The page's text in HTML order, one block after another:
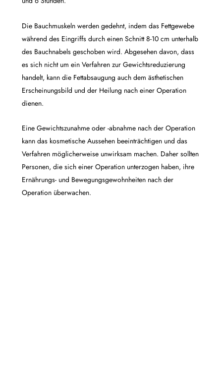
Die Bauchmuskeln werden gedehnt, indem das Fettgewebe
während des Eingriffs durch einen Schnitt 8-10 cm unterhalb
des Bauchnabels geschoben wird. Abgesehen davon, dass
es sich nicht um ein Verfahren zur Gewichtsreduzierung
handelt, kann die Fettabsaugung auch dem ästhetischen
Erscheinungsbild und der Heilung nach einer Operation
dienen.
Eine Gewichtszunahme oder -abnahme nach der Operation
kann das kosmetische Aussehen beeinträchtigen und das
Verfahren möglicherweise unwirksam machen. Daher sollten
Personen, die sich einer Operation unterzogen haben, ihre
Ernährungs- und Bewegungsgewohnheiten nach der
Operation überwachen.